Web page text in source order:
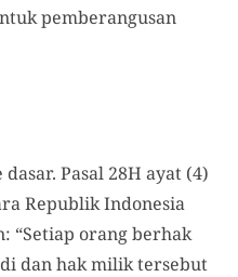
pemberangusan
Pasal 28H ayat (4)
Republik Indonesia
“Setiap orang berhak
dan hak milik tersebut